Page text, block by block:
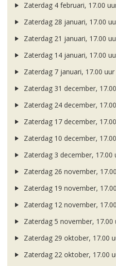
Zaterdag 4 februari, 17.00
Zaterdag 28 januari, 17.00
Zaterdag 21 januari, 17.00
Zaterdag 14 januari, 17.00
Zaterdag 7 januari, 17.00 uur
Zaterdag 31 december,
Zaterdag 24 december,
Zaterdag 17 december,
Zaterdag 10 december,
Zaterdag 3 december, 17.00
Zaterdag 26 november,
Zaterdag 19 november,
Zaterdag 12 november,
Zaterdag 5 november, 17.00
Zaterdag 29 oktober, 17.00
Zaterdag 22 oktober, 17.00